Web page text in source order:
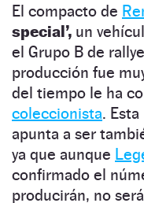
El compacto de
special’, un
el Grupo B de
producción fue
del tiempo le ha
coleccionista.
apunta a ser
ya que aunque
confirmado el
producirán, no